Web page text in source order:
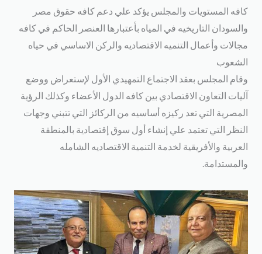
كافه المستويات والمجلس يؤكد علي دعم كافه حقوق مصر
والسودان التاريخيه في المياه بأعتبارها العنصر الحاكم في كافه
مجالات وأعمال التنميه الاقتصاديه والركن الاساسي في حياه
الشعوب
وقام المجلس بعقد الاجتماع التمهيدي الأول لإستعراض ووضع
آليات التعاون الاقتصادي بين كافه الدول الأعضاء وكذلك الرؤية
المصرية التي تعد ركيزه أساسيه من الركائز التي تتبني وجهات
النظر التي تعتمد علي إنشاء أول سوق إقتصادية بالمنطقة
العربية والأفريقية لخدمة التنمية الاقتصاديه الشامله
والمستدامة.